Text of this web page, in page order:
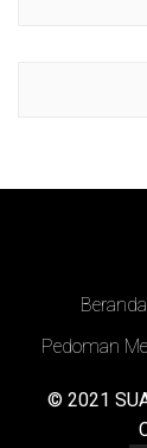
Beranda
Pedoman
© 2021